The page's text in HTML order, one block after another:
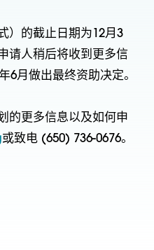
）的截止日期为12月3
请人稍后将收到更多信
6月做出最终资助决定。
的更多信息以及如何申
或致电 (650) 736-0676。